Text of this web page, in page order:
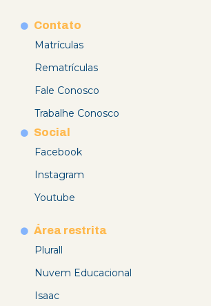
Contato
Matrículas
Rematrículas
Fale Conosco
Trabalhe Conosco
Social
Facebook
Instagram
Youtube
Área restrita
Plurall
Nuvem Educacional
Isaac